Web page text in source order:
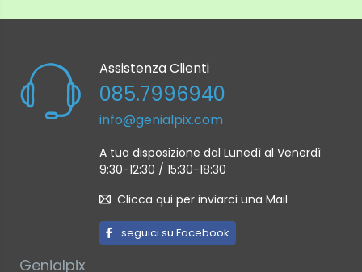
Assistenza Clienti
085.7996940
info@genialpix.com
A tua disposizione dal Lunedì al Venerdì
9:30-12:30 / 15:30-18:30
Clicca qui per inviarci una Mail
seguici su Facebook
Genialpix